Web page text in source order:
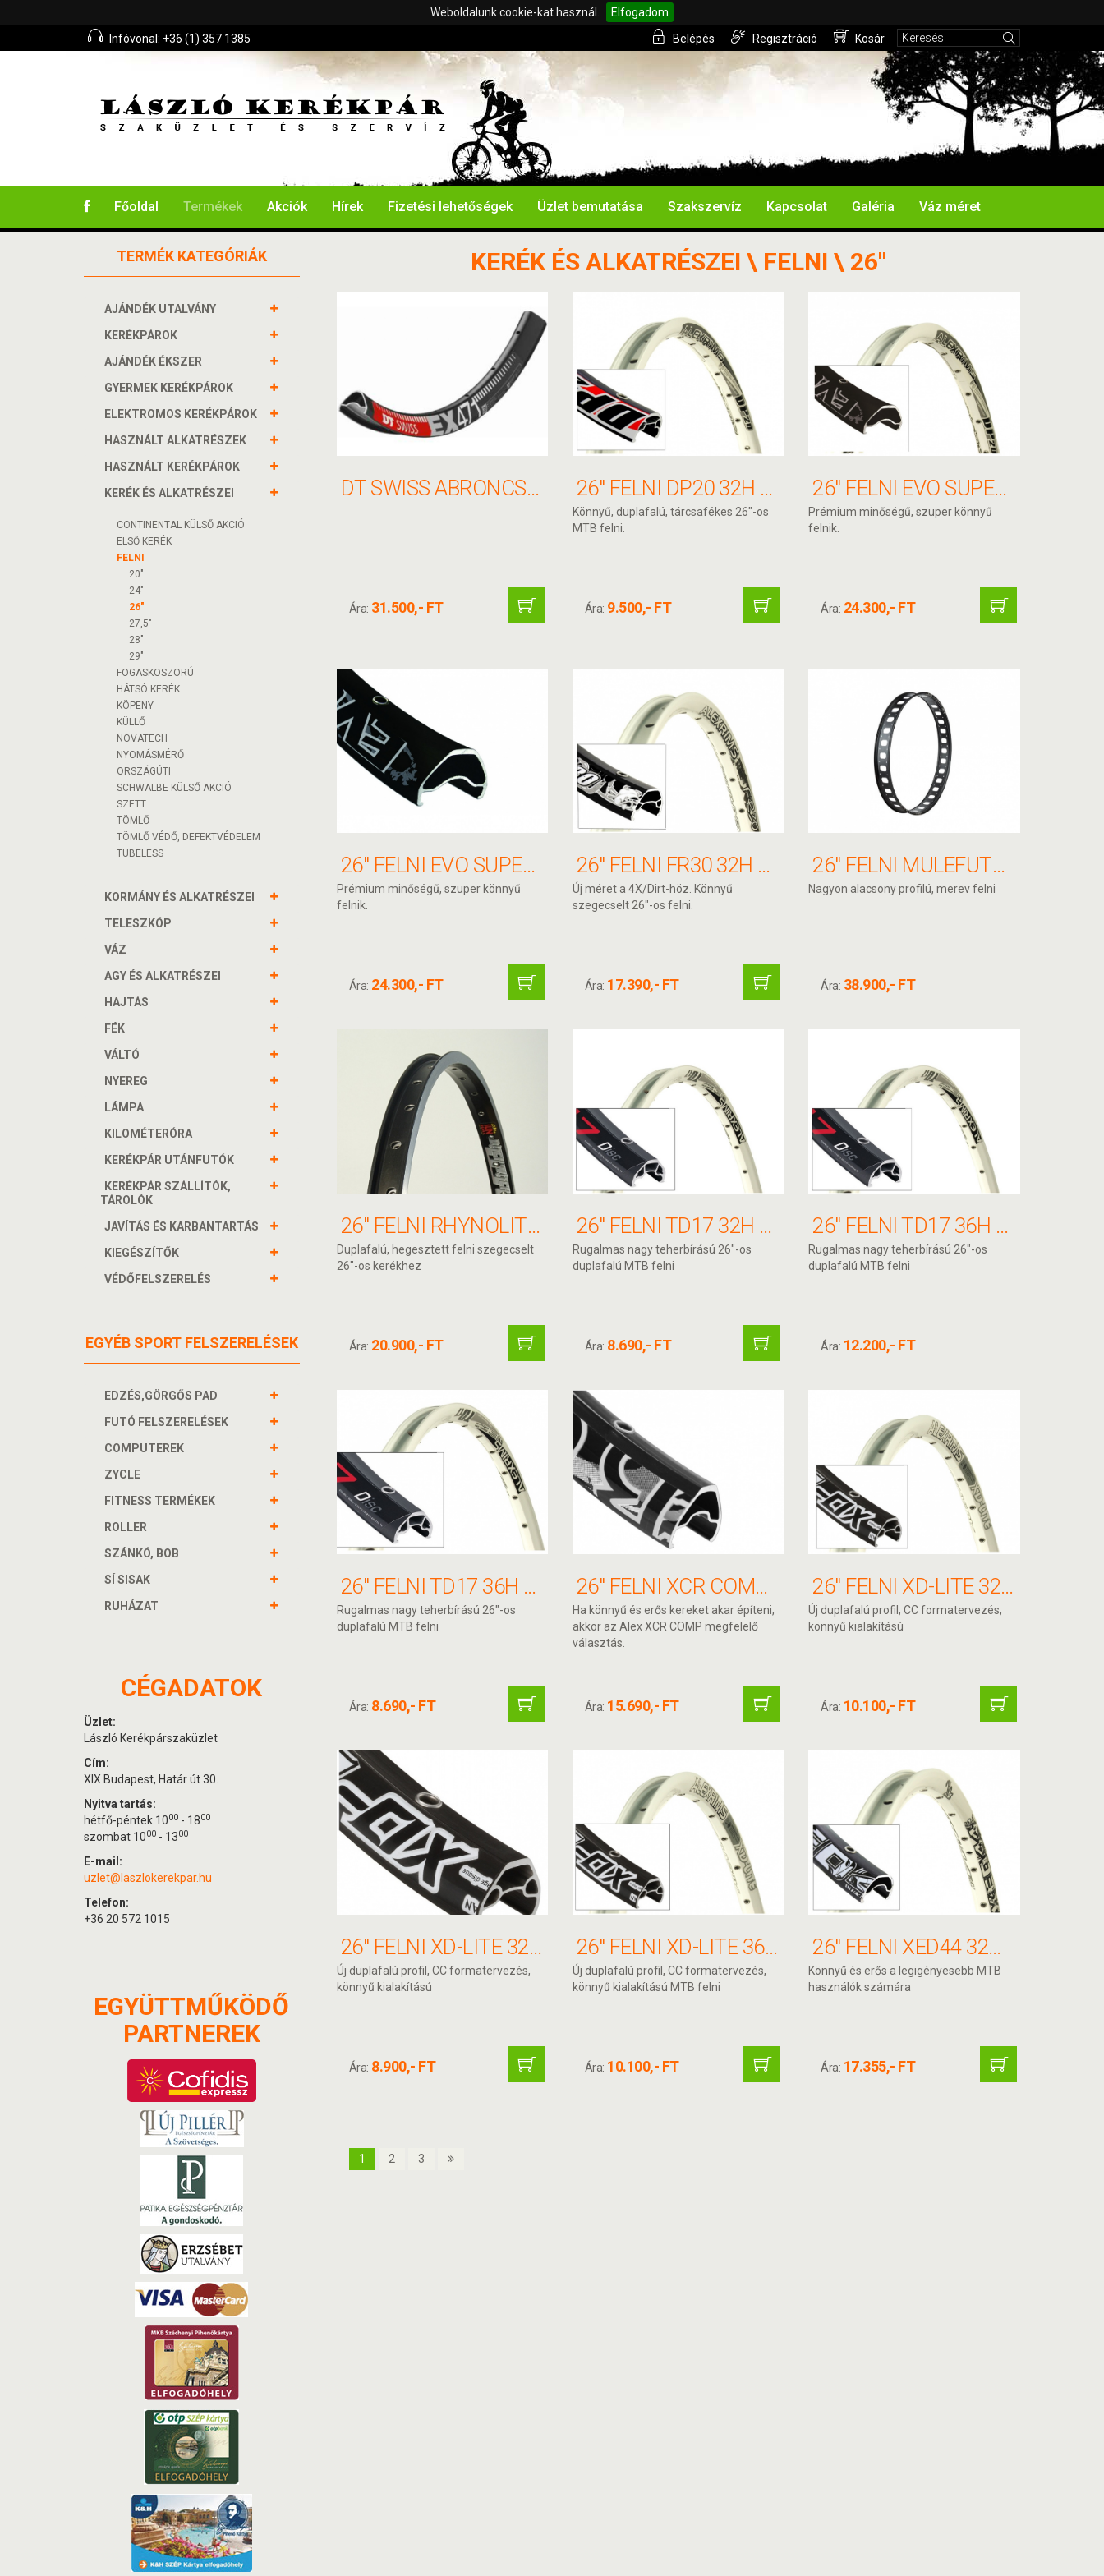
Weboldalunk cookie-kat használ.
Elfogadom
Infóvonal: +36 (1) 357 1385
Belépés Regisztráció Kosár
Főoldal Termékek Akciók Hírek Fizetési lehetőségek Üzlet bemutatása Szakszervíz Kapcsolat Galéria Váz méret
KERÉK ÉS ALKATRÉSZEI \ FELNI \ 26"
DT SWISS ABRONCS EX 471 TÖBB MÉRET
Ára: 31.500,- FT
26" FELNI DP20 32H 559X20 FEHÉR F/V ALEX
Könnyű, duplafalú, tárcsafékes 26"-os
MTB felni.
Ára: 9.500,- FT
26" FELNI EVO SUPERCOMP 559X20 FEHÉR F/V ALEX
Prémium minőségű, szuper könnyű
felnik.
Ára: 24.300,- FT
26" FELNI EVO SUPERCOMP 559X20 FEKETE ANOD F/V ALEX
Prémium minőségű, szuper könnyű
felnik.
Ára: 24.300,- FT
26" FELNI FR30 32H 559X23 FEHÉR A/V ALEX
Új méret a 4X/Dirt-höz. Könnyű
szegecselt 26"-os felni.
Ára: 17.390,- FT
26" FELNI MULEFUT80 32H 559 /74,4/80MM FEKETE ILLESZTETT SUN RINGLÉ TUBELESS READY
Nagyon alacsony profilú, merev felni
Ára: 38.900,- FT
26" FELNI RHYNOLITE XL 36H 559 24/29,2MM FEKETE ILLESZTETT SUN RINGLÉ
Duplafalú, hegesztett felni szegecselt
26"-os kerékhez
Ára: 20.900,- FT
26" FELNI TD17 32H 559X17 FEHÉR F/V ALEX
Rugalmas nagy teherbírású 26"-os
duplafalú MTB felni
Ára: 8.690,- FT
26" FELNI TD17 36H 559X17 FEHÉR A/V ALEX
Rugalmas nagy teherbírású 26"-os
duplafalú MTB felni
Ára: 12.200,- FT
26" FELNI TD17 36H 559X17 FEHÉR F/V ALEX
Rugalmas nagy teherbírású 26"-os
duplafalú MTB felni
Ára: 8.690,- FT
26" FELNI XCR COMP 32H 559X17,5 FEKETE ANOD F/V ALEX
Ha könnyű és erős kereket akar építeni,
akkor az Alex XCR COMP megfelelő
választás.
Ára: 15.690,- FT
26" FELNI XD-LITE 32H 559X17 FEHÉR F/V ALEX
Új duplafalú profil, CC formatervezés,
könnyű kialakítású
Ára: 10.100,- FT
26" FELNI XD-LITE 32H 559X17 FEKETE ANOD F/V ALEX
Új duplafalú profil, CC formatervezés,
könnyű kialakítású
Ára: 8.900,- FT
26" FELNI XD-LITE 36H 559X17 FEHÉR F/V ALEX
Új duplafalú profil, CC formatervezés,
könnyű kialakítású MTB felni
Ára: 10.100,- FT
26" FELNI XED44 32H 559X20 FEHÉR A/V ALEX
Könnyű és erős a legigényesebb MTB
használók számára
Ára: 17.355,- FT
1 2 3
TERMÉK KATEGÓRIÁK
AJÁNDÉK UTALVÁNY
KERÉKPÁROK
AJÁNDÉK ÉKSZER
GYERMEK KERÉKPÁROK
ELEKTROMOS KERÉKPÁROK
HASZNÁLT ALKATRÉSZEK
HASZNÁLT KERÉKPÁROK
KERÉK ÉS ALKATRÉSZEI
CONTINENTAL KÜLSŐ AKCIÓ
ELSŐ KERÉK
FELNI
20"
24"
26"
27,5"
28"
29"
FOGASKOSZORÚ
HÁTSÓ KERÉK
KÖPENY
KÜLLŐ
NOVATECH
NYOMÁSMÉRŐ
ORSZÁGÚTI
SCHWALBE KÜLSŐ AKCIÓ
SZETT
TÖMLŐ
TÖMLŐ VÉDŐ, DEFEKTVÉDELEM
TUBELESS
KORMÁNY ÉS ALKATRÉSZEI
TELESZKÓP
VÁZ
AGY ÉS ALKATRÉSZEI
HAJTÁS
FÉK
VÁLTÓ
NYEREG
LÁMPA
KILOMÉTERÓRA
KERÉKPÁR UTÁNFUTÓK
KERÉKPÁR SZÁLLÍTÓK,
TÁROLÓK
JAVÍTÁS ÉS KARBANTARTÁS
KIEGÉSZÍTŐK
VÉDŐFELSZERELÉS
EGYÉB SPORT FELSZERELÉSEK
EDZÉS,GÖRGŐS PAD
FUTÓ FELSZERELÉSEK
COMPUTEREK
ZYCLE
FITNESS TERMÉKEK
ROLLER
SZÁNKÓ, BOB
SÍ SISAK
RUHÁZAT
CÉGADATOK
Üzlet:
László Kerékpárszaküzlet
Cím:
XIX Budapest, Határ út 30.
Nyitva tartás:
hétfő-péntek 1000 - 1800
szombat 1000 - 1300
E-mail:
uzlet@laszlokerekpar.hu
Telefon:
+36 20 572 1015
EGYÜTTMŰKÖDŐ
PARTNEREK